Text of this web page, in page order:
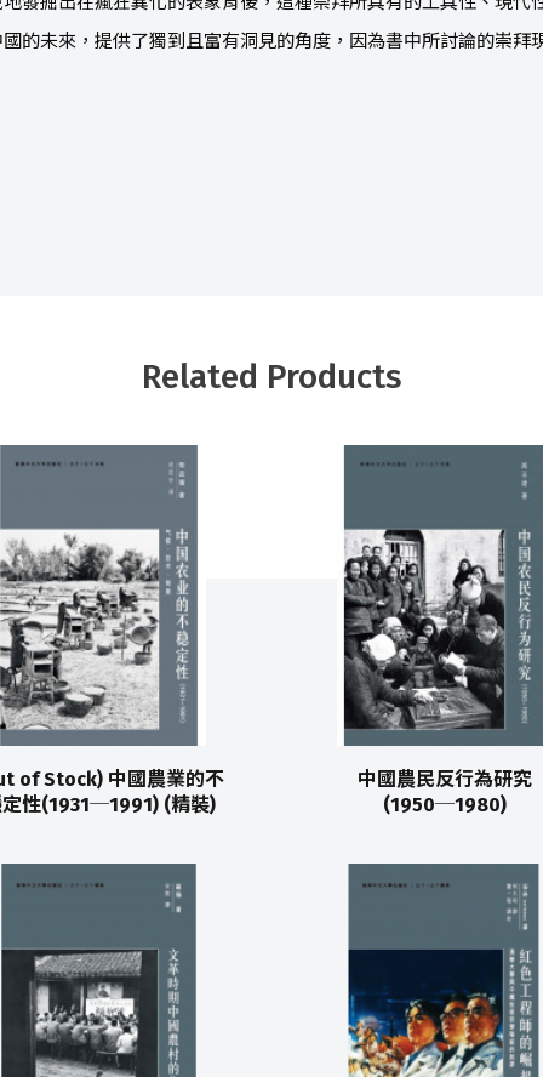
的未來，提供了獨到且富有洞見的角度，因為書中所討論的崇拜
Related Products
of Stock) 中國農業的不
性(1931─1991) (精裝)
中國農民反行為研究
(1950─1980)